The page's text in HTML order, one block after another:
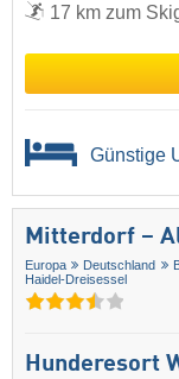
17 km zum
Günstige
Mitterdorf –
Europa Deutschland
Haidel-Dreisessel
Hunderesort